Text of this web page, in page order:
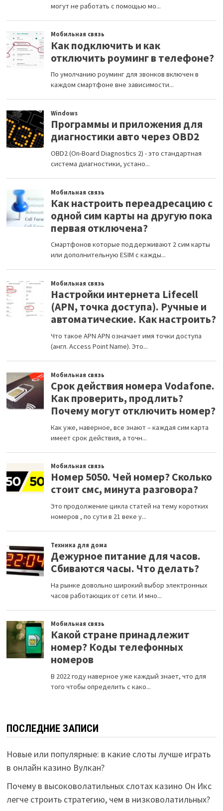
ПОСЛЕДНИЕ ЗАПИСИ
Новые или популярные: в какие слоты лучше играть
в онлайн казино Вулкан?
Почему в высоковолатильных слотах казино Он Икс
легче строить стратегию, чем в низковолатильных?